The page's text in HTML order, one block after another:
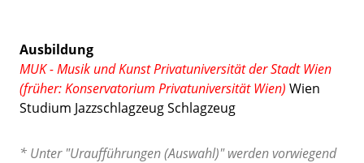
Ausbildung
MUK - Musik und Kunst Privatuniversität der Stadt Wien
(früher: Konservatorium Privatuniversität Wien) Wien
Studium Jazzschlagzeug Schlagzeug
* Unter "Uraufführungen (Auswahl)" werden vorwiegend